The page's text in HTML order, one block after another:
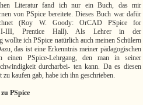
Literatur fand ich nur ein Buch, das mir
von PSpice bereitete. Dieses Buch war dafür
(Roy W. Goody: OrCAD PSpice for
I-III, Prentice Hall). Als Lehrer in der
wollte ich PSpice natürlich auch meinen Schülern
das ist eine Erkenntnis meiner pädagogischen
einen PSpice-Lehrgang, den man in seiner
durcharbei- ten kann. Da es diesen
kaufen gab, habe ich ihn geschrieben.
PSpice